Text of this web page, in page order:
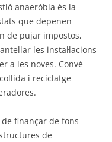
anaeròbia és la
que depenen
de pujar impostos,
les instal·lacions
a les noves. Convé
i reciclatge
de finançar de fons
de